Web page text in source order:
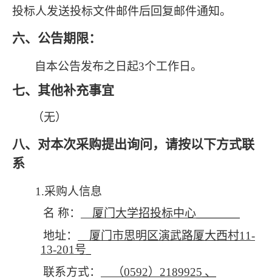
投标人发送投标文件邮件后回复邮件通知。
六、公告期限：
自本公告发布之日起3个工作日。
七、其他补充事宜
（无）
八、对本次采购提出询问，请按以下方式联
系
1.采购人信息
名 称：
厦门大学招投标中心
地址：
厦门市思明区演武路厦大西村11-
13-201号
联系方式：
（0592）2189925 、